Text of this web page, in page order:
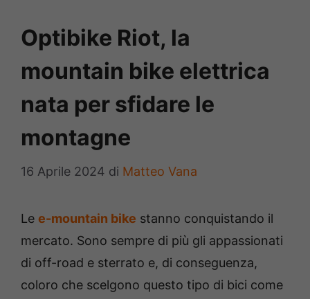
Optibike Riot, la
mountain bike elettrica
nata per sfidare le
montagne
16 Aprile 2024 di Matteo Vana
Le e-mountain bike stanno conquistando il
mercato. Sono sempre di più gli appassionati
di off-road e sterrato e, di conseguenza,
coloro che scelgono questo tipo di bici come